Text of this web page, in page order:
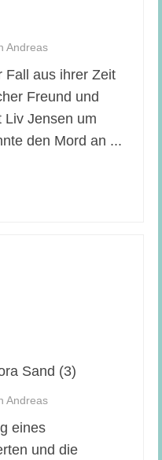
Andreas
Fall aus ihrer Zeit
Freund und
Liv Jensen um
den Mord an ...
Sand (3)
Andreas
eines
und die